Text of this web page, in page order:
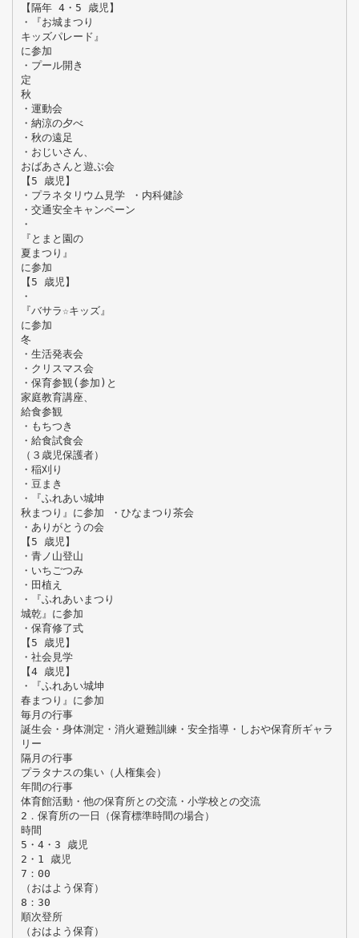
【隔年 4・5 歳児】
・『お城まつり
キッズパレード』
に参加
・プール開き
定
秋
・運動会
・納涼の夕べ
・秋の遠足
・おじいさん、
おばあさんと遊ぶ会
【5 歳児】
・プラネタリウム見学 ・内科健診
・交通安全キャンペーン
・
『とまと園の
夏まつり』
に参加
【5 歳児】
・
『バサラ☆キッズ』
に参加
冬
・生活発表会
・クリスマス会
・保育参観(参加)と
家庭教育講座、
給食参観
・もちつき
・給食試食会
（３歳児保護者）
・稲刈り
・豆まき
・『ふれあい城坤
秋まつり』に参加 ・ひなまつり茶会
・ありがとうの会
【5 歳児】
・青ノ山登山
・いちごつみ
・田植え
・『ふれあいまつり
城乾』に参加
・保育修了式
【5 歳児】
・社会見学
【4 歳児】
・『ふれあい城坤
春まつり』に参加
毎月の行事
誕生会・身体測定・消火避難訓練・安全指導・しおや保育所ギャラ
リー
隔月の行事
プラタナスの集い（人権集会）
年間の行事
体育館活動・他の保育所との交流・小学校との交流
2．保育所の一日（保育標準時間の場合）
時間
5・4・3 歳児
2・1 歳児
7：00
（おはよう保育）
8：30
順次登所
（おはよう保育）